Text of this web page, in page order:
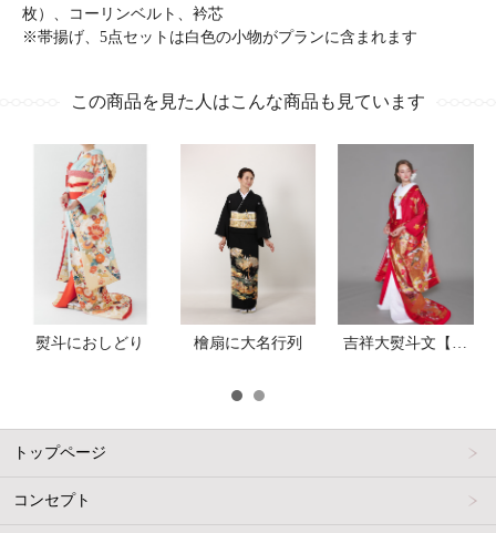
枚）、コーリンベルト、衿芯
※帯揚げ、5点セットは白色の小物がプランに含まれます
この商品を見た人はこんな商品も見ています
熨斗におしどり 檜扇に大名行列 吉祥大熨斗文【プラン内】
トップページ
コンセプト